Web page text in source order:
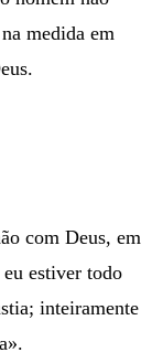
medida em
com Deus, em
estiver todo
inteiramente